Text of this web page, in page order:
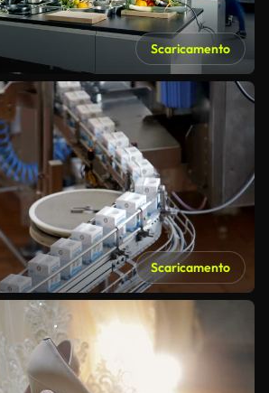
Scaricamento
Scaricamento